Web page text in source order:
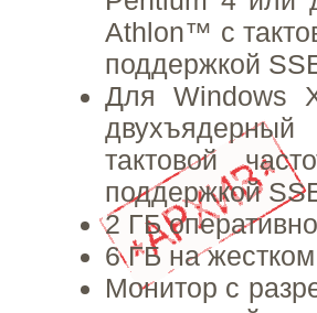
Athlon™ с
поддержкой
Для Windows
тактовой
поддержкой
2 ГБ
6 ГБ на
Монитор с